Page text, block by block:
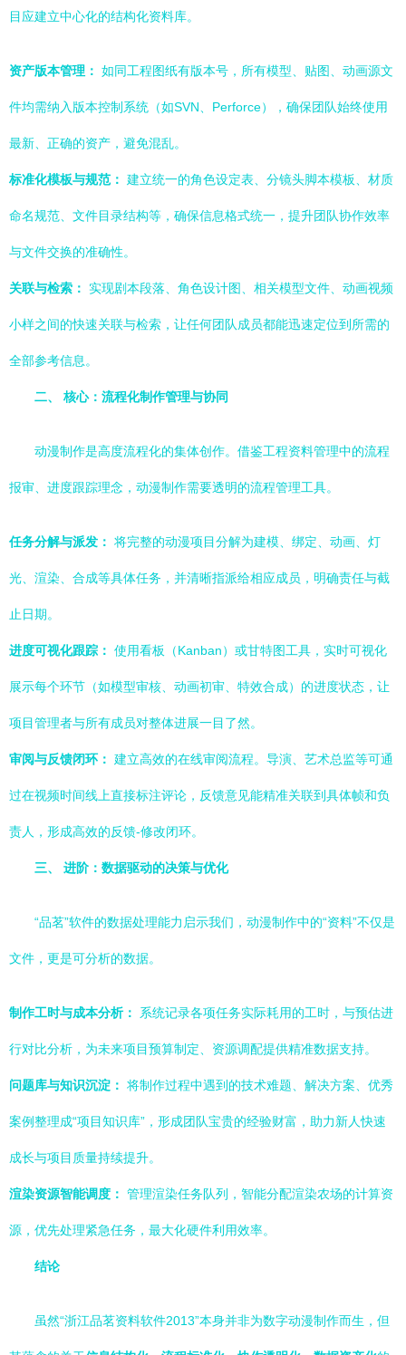
目应建立中心化的结构化资料库。
资产版本管理： 如同工程图纸有版本号，所有模型、贴图、动画源文
件均需纳入版本控制系统（如SVN、Perforce），确保团队始终使用
最新、正确的资产，避免混乱。
标准化模板与规范： 建立统一的角色设定表、分镜头脚本模板、材质
命名规范、文件目录结构等，确保信息格式统一，提升团队协作效率
与文件交换的准确性。
关联与检索： 实现剧本段落、角色设计图、相关模型文件、动画视频
小样之间的快速关联与检索，让任何团队成员都能迅速定位到所需的
全部参考信息。
二、 核心：流程化制作管理与协同
动漫制作是高度流程化的集体创作。借鉴工程资料管理中的流程
报审、进度跟踪理念，动漫制作需要透明的流程管理工具。
任务分解与派发： 将完整的动漫项目分解为建模、绑定、动画、灯
光、渲染、合成等具体任务，并清晰指派给相应成员，明确责任与截
止日期。
进度可视化跟踪： 使用看板（Kanban）或甘特图工具，实时可视化
展示每个环节（如模型审核、动画初审、特效合成）的进度状态，让
项目管理者与所有成员对整体进展一目了然。
审阅与反馈闭环： 建立高效的在线审阅流程。导演、艺术总监等可通
过在视频时间线上直接标注评论，反馈意见能精准关联到具体帧和负
责人，形成高效的反馈-修改闭环。
三、 进阶：数据驱动的决策与优化
“品茗”软件的数据处理能力启示我们，动漫制作中的“资料”不仅是
文件，更是可分析的数据。
制作工时与成本分析： 系统记录各项任务实际耗用的工时，与预估进
行对比分析，为未来项目预算制定、资源调配提供精准数据支持。
问题库与知识沉淀： 将制作过程中遇到的技术难题、解决方案、优秀
案例整理成“项目知识库”，形成团队宝贵的经验财富，助力新人快速
成长与项目质量持续提升。
渲染资源智能调度： 管理渲染任务队列，智能分配渲染农场的计算资
源，优先处理紧急任务，最大化硬件利用效率。
结论
虽然“浙江品茗资料软件2013”本身并非为数字动漫制作而生，但